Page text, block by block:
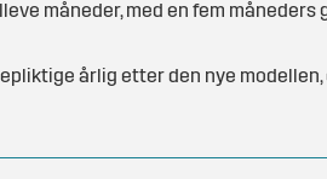
måneder, med en fem
årlig etter den nye modellen,